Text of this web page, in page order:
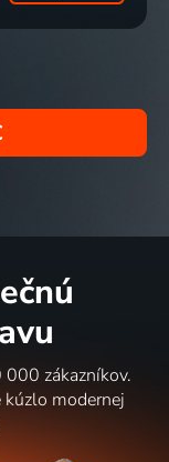
zákazníkov.
kúzlo modernej